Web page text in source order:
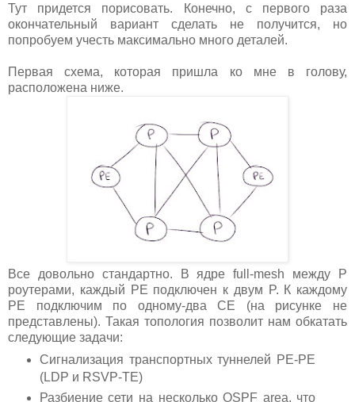
Тут придется порисовать. Конечно, с первого раза
окончательный вариант сделать не получится, но
попробуем учесть максимально много деталей.
Первая схема, которая пришла ко мне в голову,
расположена ниже.
Все довольно стандартно. В ядре full-mesh между P
роутерами, каждый PE подключен к двум P. К каждому
PE подключим по одному-два CE (на рисунке не
представлены). Такая топология позволит нам обкатать
следующие задачи:
Сигнализация транспортных туннелей PE-PE
(LDP и RSVP-TE)
Разбиение сети на несколько OSPF area, что